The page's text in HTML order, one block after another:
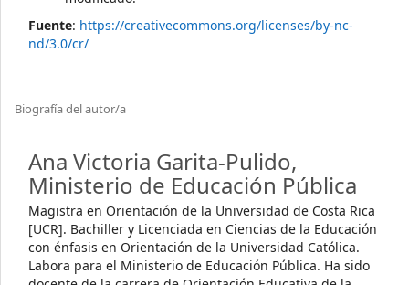
Fuente: https://creativecommons.org/licenses/by-nc-
nd/3.0/cr/
Biografía del autor/a
Ana Victoria Garita-Pulido,
Ministerio de Educación Pública
Magistra en Orientación de la Universidad de Costa Rica
[UCR]. Bachiller y Licenciada en Ciencias de la Educación
con énfasis en Orientación de la Universidad Católica.
Labora para el Ministerio de Educación Pública. Ha sido